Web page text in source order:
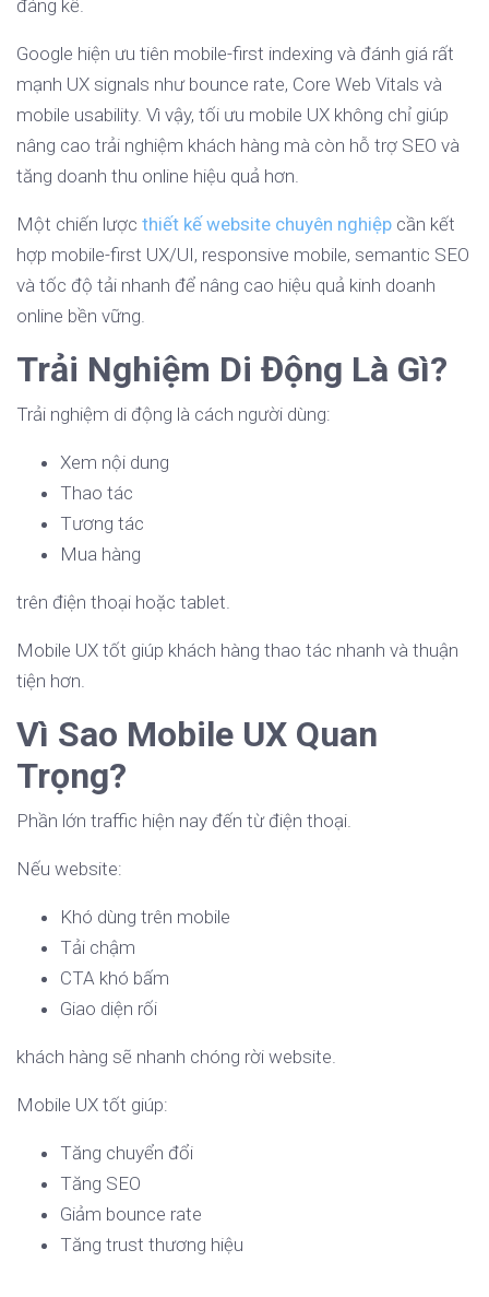
đáng kể.
Google hiện ưu tiên mobile-first indexing và đánh giá rất
mạnh UX signals như bounce rate, Core Web Vitals và
mobile usability. Vì vậy, tối ưu mobile UX không chỉ giúp
nâng cao trải nghiệm khách hàng mà còn hỗ trợ SEO và
tăng doanh thu online hiệu quả hơn.
Một chiến lược thiết kế website chuyên nghiệp cần kết
hợp mobile-first UX/UI, responsive mobile, semantic SEO
và tốc độ tải nhanh để nâng cao hiệu quả kinh doanh
online bền vững.
Trải Nghiệm Di Động Là Gì?
Trải nghiệm di động là cách người dùng:
Xem nội dung
Thao tác
Tương tác
Mua hàng
trên điện thoại hoặc tablet.
Mobile UX tốt giúp khách hàng thao tác nhanh và thuận
tiện hơn.
Vì Sao Mobile UX Quan
Trọng?
Phần lớn traffic hiện nay đến từ điện thoại.
Nếu website:
Khó dùng trên mobile
Tải chậm
CTA khó bấm
Giao diện rối
khách hàng sẽ nhanh chóng rời website.
Mobile UX tốt giúp:
Tăng chuyển đổi
Tăng SEO
Giảm bounce rate
Tăng trust thương hiệu